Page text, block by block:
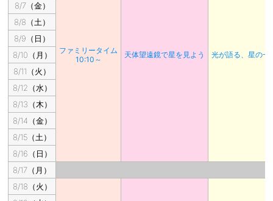
ファミリータイム
10:10～
天体望遠鏡で星を見よう 光が語る、星の一
8/7（金）
8/8（土）
8/9（日）
8/10（月）
8/11（火）
8/12（水）
8/13（木）
8/14（金）
8/15（土）
8/16（日）
8/17（月）
8/18（火）